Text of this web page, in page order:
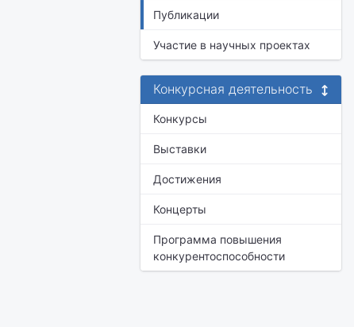
Публикации
Участие в научных проектах
Конкурсная деятельность
Конкурсы
Выставки
Достижения
Концерты
Программа повышения
конкурентоспособности